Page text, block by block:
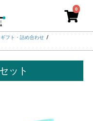
0
ギフト・詰め合わせ
ット